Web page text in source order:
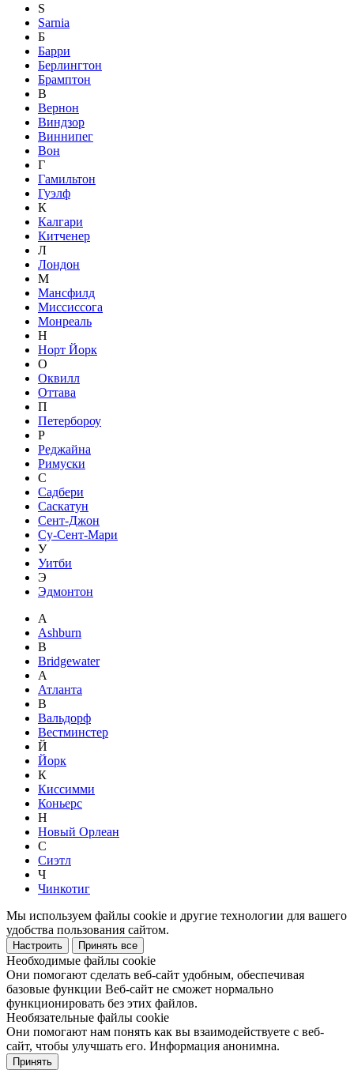
S
Sarnia
Б
Барри
Берлингтон
Брамптон
В
Вернон
Виндзор
Виннипег
Вон
Г
Гамильтон
Гуэлф
К
Калгари
Китченер
Л
Лондон
М
Мансфилд
Миссиссога
Монреаль
Н
Норт Йорк
О
Оквилл
Оттава
П
Петербороу
Р
Реджайна
Римуски
С
Садбери
Саскатун
Сент-Джон
Су-Сент-Мари
У
Уитби
Э
Эдмонтон
A
Ashburn
B
Bridgewater
А
Атланта
В
Вальдорф
Вестминстер
Й
Йорк
К
Киссимми
Коньерс
Н
Новый Орлеан
С
Сиэтл
Ч
Чинкотиг
Мы используем файлы cookie и другие технологии для вашего
удобства пользования сайтом.
Настроить Принять все
Необходимые файлы cookie
Они помогают сделать веб-сайт удобным, обеспечивая
базовые функции Веб-сайт не сможет нормально
функционировать без этих файлов.
Необязательные файлы cookie
Они помогают нам понять как вы взаимодействуете с веб-
сайт, чтобы улучшать его. Информация анонимна.
Принять